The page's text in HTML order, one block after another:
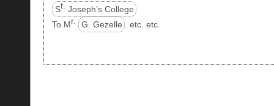
St. Joseph’s College
To Mr. G. Gezelle . etc. etc.